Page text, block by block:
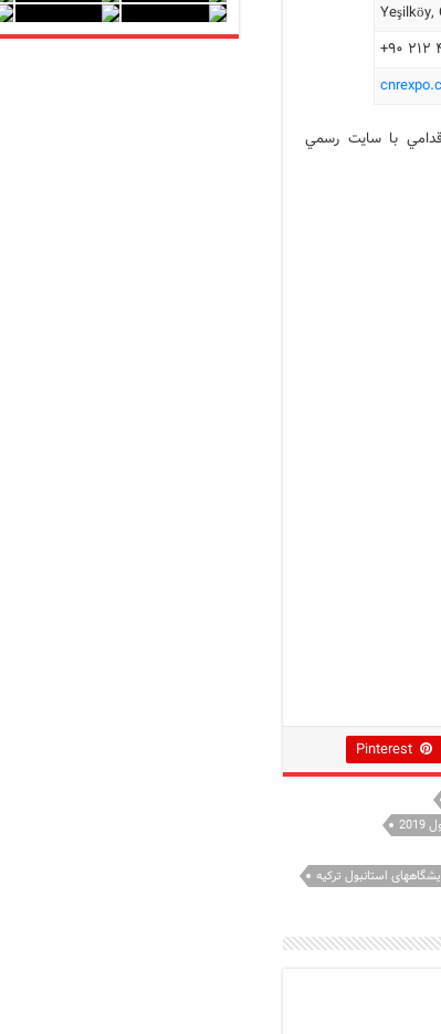
Yeşilköy,
با سايت رسمي
Pinterest
استانبول ترکیه